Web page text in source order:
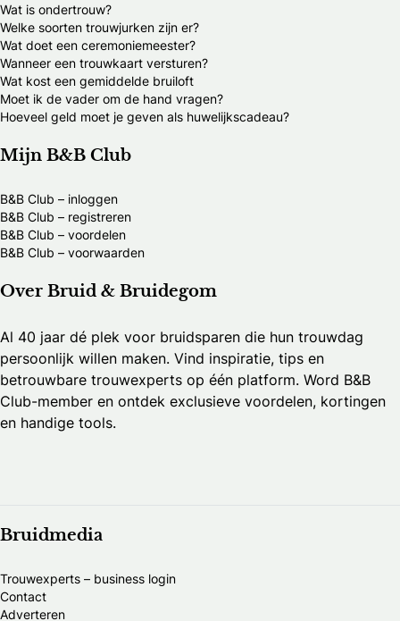
Wat is ondertrouw?
Welke soorten trouwjurken zijn er?
Wat doet een ceremoniemeester?
Wanneer een trouwkaart versturen?
Wat kost een gemiddelde bruiloft
Moet ik de vader om de hand vragen?
Hoeveel geld moet je geven als huwelijkscadeau?
Mijn B&B Club
B&B Club – inloggen
B&B Club – registreren
B&B Club – voordelen
B&B Club – voorwaarden
Over Bruid & Bruidegom
Al 40 jaar dé plek voor bruidsparen die hun trouwdag
persoonlijk willen maken. Vind inspiratie, tips en
betrouwbare trouwexperts op één platform. Word B&B
Club-member en ontdek exclusieve voordelen, kortingen
en handige tools.
Bruidmedia
Trouwexperts – business login
Contact
Adverteren